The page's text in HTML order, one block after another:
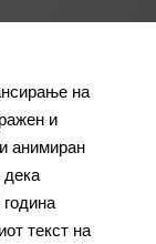
на
и
анимиран
текст на